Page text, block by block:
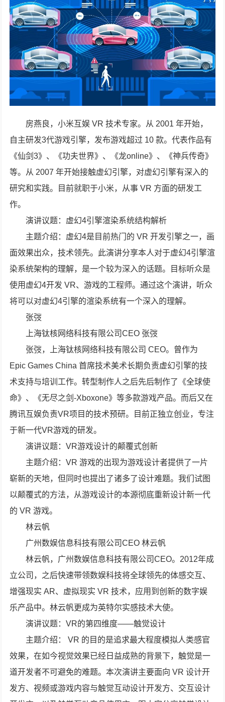
房燕良，小米互娱 VR 技术专家。从 2001 年开始，
自主研发3代游戏引擎，发布游戏超过 10 款。代表作品有
《仙剑3》、《功夫世界》、《龙online》、《神兵传奇》
等。从 2007 年开始接触虚幻引擎，对虚幻引擎有深入的
研究和实践。目前就职于小米，从事 VR 方面的研发工
作。
演讲议题：虚幻4引擎渲染系统结构解析
主题介绍：虚幻4是目前热门的 VR 开发引擎之一，画
面效果出众，技术领先。此演讲分享本人对于虚幻4引擎渲
染系统架构的理解，是一个较为深入的话题。目标听众是
使用虚幻4开发 VR、游戏的工程师。通过这个演讲，听众
将可以对虚幻4引擎的渲染系统有一个深入的理解。
张弢
上海钛核网络科技有限公司CEO 张弢
张弢，上海钛核网络科技有限公司 CEO。曾作为
Epic Games China 首席技术美术长期负责虚幻引擎的技
术支持与培训工作。转型制作人之后先后制作了《全球使
命》、《无尽之剑-Xboxone》等多款游戏产品。而后又在
腾讯互娱负责VR项目的技术预研。目前正独立创业，专注
于新一代VR游戏的研发。
演讲议题：VR游戏设计的颠覆式创新
主题介绍：VR 游戏的出现为游戏设计者提供了一片
崭新的天地，但同时也提出了诸多了设计难题。我们试图
以颠覆式的方法，从游戏设计的本源彻底重新设计新一代
的 VR 游戏。
林云帆
广州数娱信息科技有限公司CEO 林云帆
林云帆，广州数娱信息科技有限公司CEO。2012年成
立公司，之后快速带领数娱科技将全球领先的体感交互、
增强现实 AR、虚拟现实 VR 技术，应用到创新的数字娱
乐产品中。林云帆更成为英特尔实感技术大使。
演讲议题：VR的第四维度——触觉设计
主题介绍： VR 的目的是追求最大程度模拟人类感官
效果，在如今视觉效果已经日益成熟的背景下，触觉是一
道开发者不可避免的难题。本次演讲主要面向 VR 设计开
发方、视频或游戏内容与触觉互动设计开发方、交互设计